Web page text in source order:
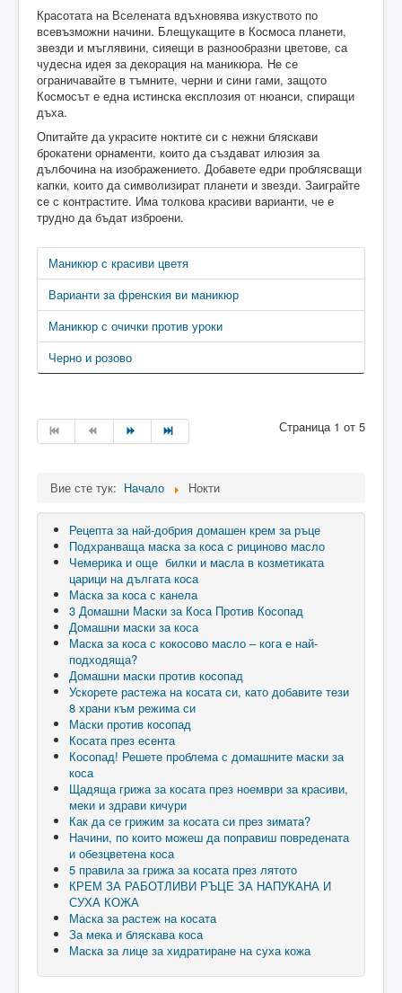
Красотата на Вселената вдъхновява изкуството по
всевъзможни начини. Блещукащите в Космоса планети,
звезди и мъглявини, сияещи в разнообразни цветове, са
чудесна идея за декорация на маникюра. Не се
ограничавайте в тъмните, черни и сини гами, защото
Космосът е една истинска експлозия от нюанси, спиращи
дъха.
Опитайте да украсите ноктите си с нежни бляскави
брокатени орнаменти, които да създават илюзия за
дълбочина на изображението. Добавете едри проблясващи
капки, които да символизират планети и звезди. Заиграйте
се с контрастите. Има толкова красиви варианти, че е
трудно да бъдат изброени.
Маникюр с красиви цветя
Варианти за френския ви маникюр
Маникюр с очички против уроки
Черно и розово
Страница 1 от 5
Вие сте тук: Начало Нокти
Рецепта за най-добрия домашен крем за ръце
Подхранваща маска за коса с рициново масло
Чемерика и още билки и масла в козметиката
царици на дългата коса
Маска за коса с канела
3 Домашни Маски за Коса Против Косопад
Домашни маски за коса
Маска за коса с кокосово масло – кога е най-
подходяща?
Домашни маски против косопад
Ускорете растежа на косата си, като добавите тези
8 храни към режима си
Маски против косопад
Косата през есента
Косопад! Решете проблема с домашните маски за
коса
Щадяща грижа за косата през ноември за красиви,
меки и здрави кичури
Как да се грижим за косата си през зимата?
Начини, по които можеш да поправиш повредената
и обезцветена коса
5 правила за грижа за косата през лятото
КРЕМ ЗА РАБОТЛИВИ РЪЦЕ ЗА НАПУКАНА И
СУХА КОЖА
Маска за растеж на косата
За мека и бляскава коса
Маска за лице за хидратиране на суха кожа